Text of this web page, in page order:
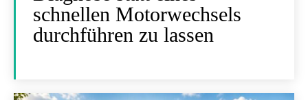
schnellen Motorwechsels
durchführen zu lassen